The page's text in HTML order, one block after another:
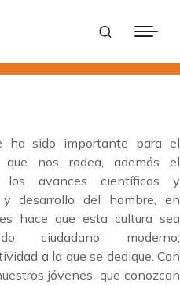
ha sido importante para el
nos rodea, además el
avances científicos y
desarrollo del hombre, en
hace que esta cultura sea
ciudadano moderno,
a la que se dedique. Con
jóvenes, que conozcan